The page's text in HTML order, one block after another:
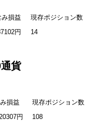
み損益
現存ポジション数
円 14
貨
損益
現存ポジション数
円 108